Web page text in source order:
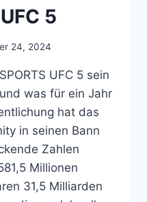
5
24, 2024
UFC 5 sein
was für ein Jahr
hat das
in seinen Bann
Zahlen
Millionen
31,5 Milliarden